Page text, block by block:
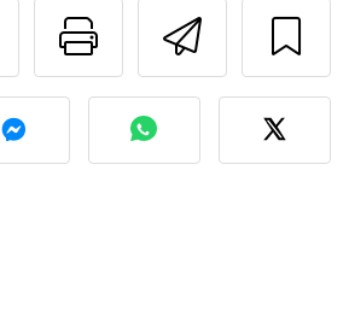
Imprimer
Poser une
votre photo de